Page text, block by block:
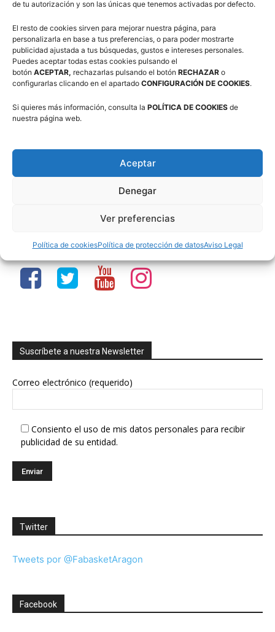
de tu autorización y son las únicas que tenemos activadas por defecto.
El resto de cookies sirven para mejorar nuestra página, para
personalizarla en base a tus preferencias, o para poder mostrarte
publicidad ajustada a tus búsquedas, gustos e intereses personales.
Puedes aceptar todas estas cookies pulsando el
botón ACEPTAR, rechazarlas pulsando el botón RECHAZAR o
configurarlas clicando en el apartado CONFIGURACIÓN DE COOKIES.
Si quieres más información, consulta la POLÍTICA DE COOKIES de
nuestra página web.
Aceptar
Denegar
Ver preferencias
Política de cookiesPolítica de protección de datosAviso Legal
Comité de Árbitros (CAAB)
Suscríbete a nuestra Newsletter
Correo electrónico (requerido)
Consiento el uso de mis datos personales para recibir
publicidad de su entidad.
Twitter
Tweets por @FabasketAragon
Facebook